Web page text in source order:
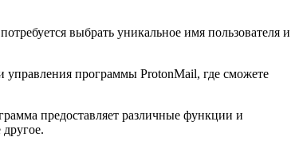
выбрать уникальное имя пользователя и
управления программы ProtonMail, где сможете
предоставляет различные функции и